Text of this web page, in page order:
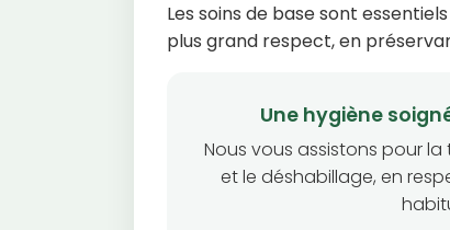
Les soins de base sont
plus grand respect, en
Une hygiène
Nous vous assistons pour
et le déshabillage, en